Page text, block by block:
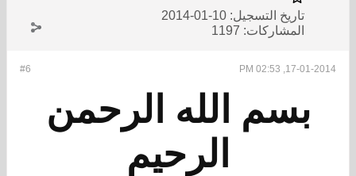
تاريخ التسجيل: 10-01-2014
المشاركات: 1197
#6 17-01-2014, 02:53 PM
بسم الله الرحمن
الرحيم